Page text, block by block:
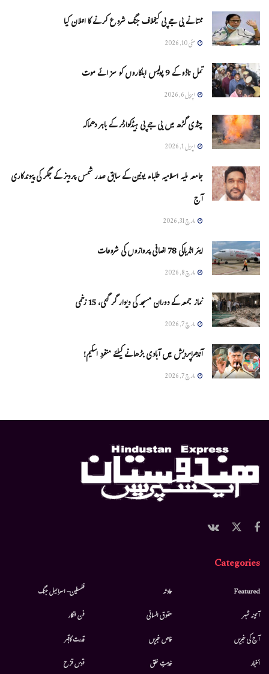
ممتا نے بی جے پی کیخلاف جنگ شروع کرنے کا اعلان کیا
مئی 10, 2026
تمل ناڈو کے 9 پولیس اہلکاروں کو سزائے موت
اپریل 6, 2026
چنڈی گڑھ میں بی جے پی ہیڈکوارٹر کے باہر دھماکہ
اپریل 1, 2026
جامعہ ملیہ اسلامیہ طلباء یونین کے سابق صدر شمس پرویز کے جگر کی پیوندکاری
آج
مارچ 31, 2026
ایئر انڈیاکی 78 اضافی پروازوں کی شروعات
مارچ 8, 2026
نماز جمعہ کے دوران مسجد کی دیوار گر گئی، 15 زخمی
مارچ 7, 2026
آندھراپردیش میں آبادی بڑھانے کیلئے منفرد اسکیم!
مارچ 7, 2026
Categories
Featured
آئینہ شہر
آج کی خبریں
أخبار
حادثہ
حقوق انسانی
خاص خبریں
خدمتِ خلق
فلسطین- اسرائیل جنگ
فن فنکار
قدرت کاقہر
قوس قزح